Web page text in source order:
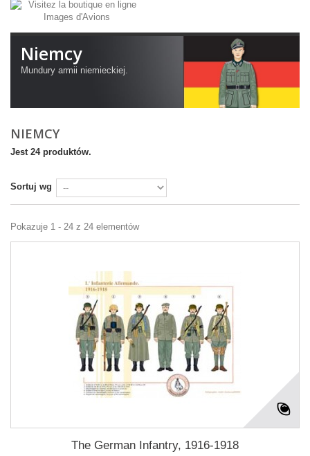
Niemcy
Mundury armii niemieckiej.
NIEMCY
Jest 24 produktów.
Sortuj wg
Pokazuje 1 - 24 z 24 elementów
The German Infantry, 1916-1918